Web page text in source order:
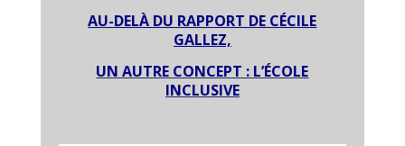
AU-DELÀ DU RAPPORT DE CÉCILE
GALLEZ,
UN AUTRE CONCEPT : L’ÉCOLE
INCLUSIVE